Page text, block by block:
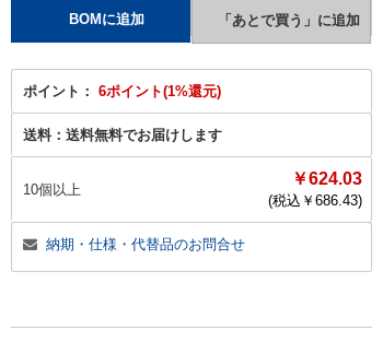
ポイント： 6ポイント(1%還元)
送料： 送料無料でお届けします
10個以上
￥624.03
(税込￥ 686.43)
納期・仕様・代替品のお問合せ